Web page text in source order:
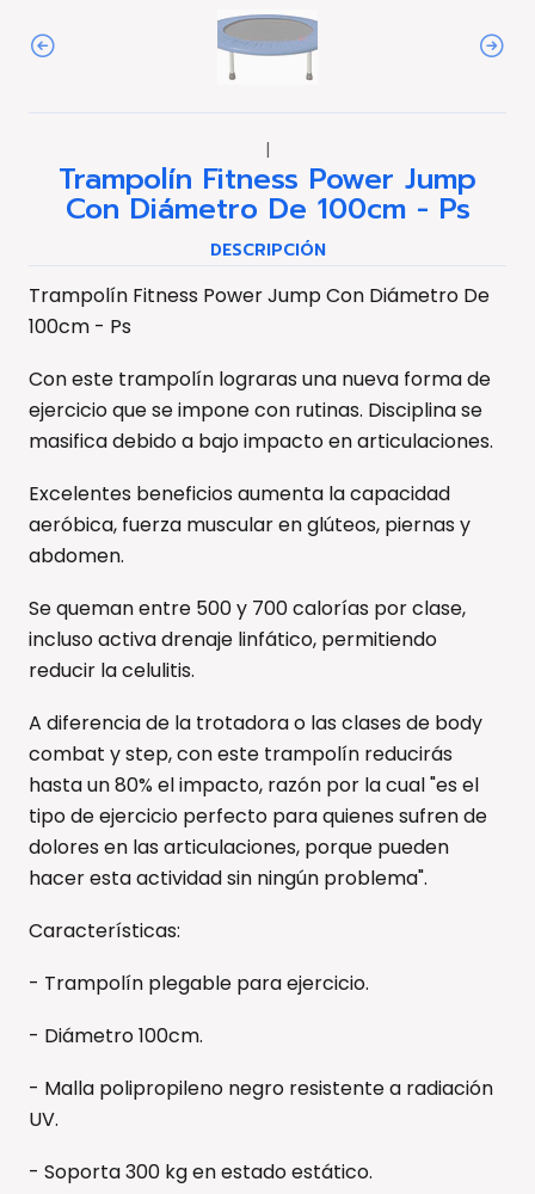
|
Trampolín Fitness Power Jump
Con Diámetro De 100cm - Ps
DESCRIPCIÓN
Trampolín Fitness Power Jump Con Diámetro De
100cm - Ps
Con este trampolín lograras una nueva forma de
ejercicio que se impone con rutinas. Disciplina se
masifica debido a bajo impacto en articulaciones.
Excelentes beneficios aumenta la capacidad
aeróbica, fuerza muscular en glúteos, piernas y
abdomen.
Se queman entre 500 y 700 calorías por clase,
incluso activa drenaje linfático, permitiendo
reducir la celulitis.
A diferencia de la trotadora o las clases de body
combat y step, con este trampolín reducirás
hasta un 80% el impacto, razón por la cual "es el
tipo de ejercicio perfecto para quienes sufren de
dolores en las articulaciones, porque pueden
hacer esta actividad sin ningún problema".
Características:
- Trampolín plegable para ejercicio.
- Diámetro 100cm.
- Malla polipropileno negro resistente a radiación
UV.
- Soporta 300 kg en estado estático.